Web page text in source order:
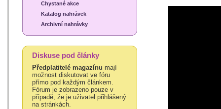
Chystané akce
Katalog nahrávek
Archivní nahrávky
Diskuse pod články
Předplatitelé magazínu mají
možnost diskutovat ve fóru
přímo pod každým článkem.
Fórum je zobrazeno pouze v
případě, že je uživatel přihlášený
na stránkách.